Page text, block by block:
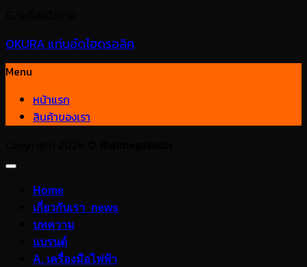
OKURA แท่นอัดไฮดรอลิค
Menu
หน้าแรก
สินค้าของเรา
Home
เกี่ยวกับเรา_news
บทความ
แบรนด์
A. เครื่องมือไฟฟ้า